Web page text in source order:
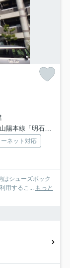
山陽本線「明石」駅 徒歩54分
ネット対応
はシューズボック
用するこ... もっと